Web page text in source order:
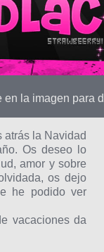
en la imagen para
atrás la Navidad
Os deseo lo
amor y sobre
os dejo
he podido ver
vacaciones da